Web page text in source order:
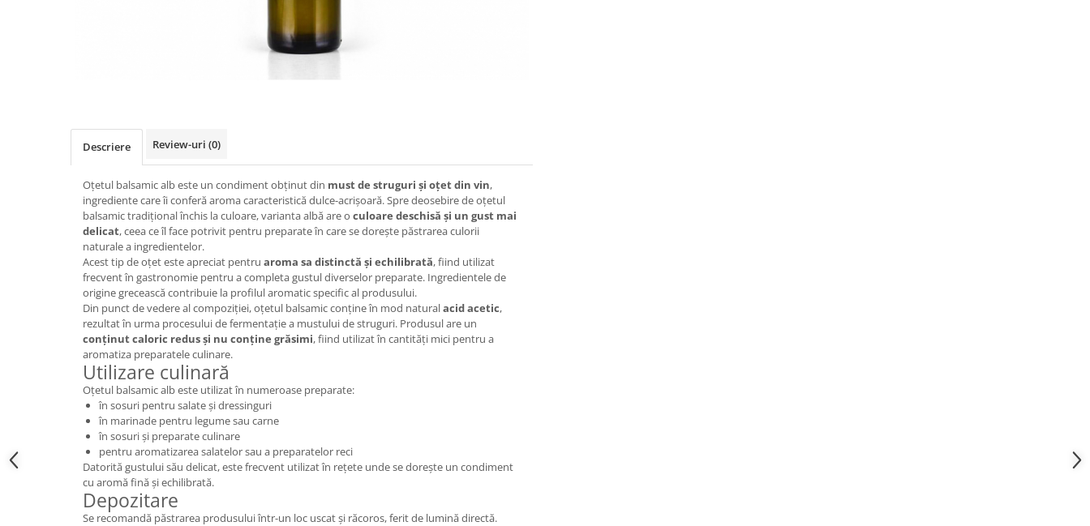
Descriere Review-uri (0)
Oțetul balsamic alb este un condiment obținut din must de struguri și oțet din vin,
ingrediente care îi conferă aroma caracteristică dulce-acrișoară. Spre deosebire de oțetul
balsamic tradițional închis la culoare, varianta albă are o culoare deschisă și un gust mai
delicat, ceea ce îl face potrivit pentru preparate în care se dorește păstrarea culorii
naturale a ingredientelor.
Acest tip de oțet este apreciat pentru aroma sa distinctă și echilibrată, fiind utilizat
frecvent în gastronomie pentru a completa gustul diverselor preparate. Ingredientele de
origine grecească contribuie la profilul aromatic specific al produsului.
Din punct de vedere al compoziției, oțetul balsamic conține în mod naturalacid acetic,
rezultat în urma procesului de fermentație a mustului de struguri. Produsul are un
conținut caloric redus și nu conține grăsimi, fiind utilizat în cantități mici pentru a
aromatiza preparatele culinare.
Utilizare culinară
Oțetul balsamic alb este utilizat în numeroase preparate:
în sosuri pentru salate și dressinguri
în marinade pentru legume sau carne
în sosuri și preparate culinare
pentru aromatizarea salatelor sau a preparatelor reci
Datorită gustului său delicat, este frecvent utilizat în rețete unde se dorește un condiment
cu aromă fină și echilibrată.
Depozitare
Se recomandă păstrarea produsului într-un loc uscat și răcoros, ferit de lumină directă.